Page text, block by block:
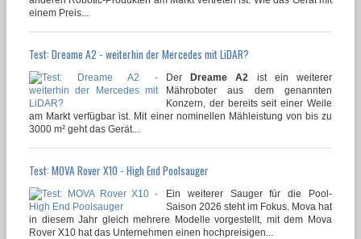
einem Preis...
Test: Dreame A2 - weiterhin der Mercedes mit LiDAR?
DerDreame A2 ist ein weiterer
Mähroboter aus dem genannten
Konzern, der bereits seit einer Weile
am Markt verfügbar ist. Mit einer nominellen Mähleistung von bis zu
3000 m² geht das Gerät...
Test: MOVA Rover X10 - High End Poolsauger
Ein weiterer Sauger für die Pool-
Saison 2026 steht im Fokus. Mova hat
in diesem Jahr gleich mehrere Modelle vorgestellt, mit dem Mova
Rover X10 hat das Unternehmen einen hochpreisigen...